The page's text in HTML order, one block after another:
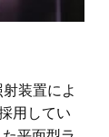
装置によ
用してい